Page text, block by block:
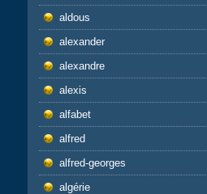
aldous
alexander
alexandre
alexis
alfabet
alfred
alfred-georges
algérie